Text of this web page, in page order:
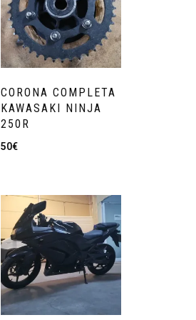
CORONA COMPLETA
KAWASAKI NINJA
250R
50€